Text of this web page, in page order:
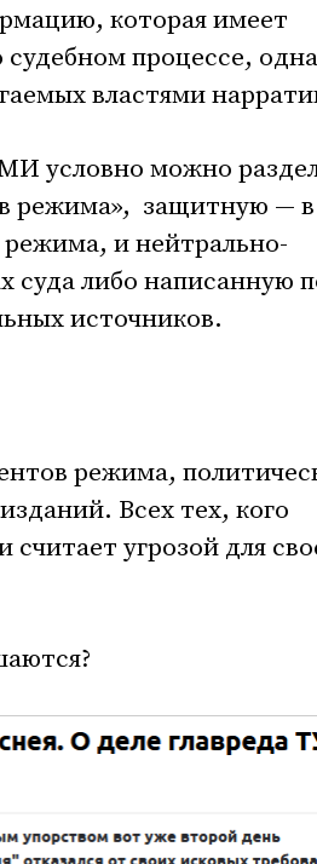
которая имеет
процессе,
властями
условно можно
режима», защитную — в
и нейтрально-
суда либо написанную
источников.
режима,
Всех тех, кого
угрозой для